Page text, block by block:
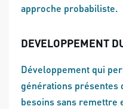
approche probabiliste.
DEVELOPPEMENT
Développement qui
générations présentes
besoins sans remettre